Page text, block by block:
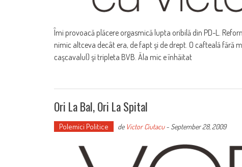
Îmi provoacă plăcere orgasmică lupta oribilă din PD-L.
nimic altceva decât era, de fapt şi de drept. O cafteală fără
caşcavalul) şi tripleta BVB. Ăla mic e înhăitat
Ori La Bal, Ori La Spital
Polemici Politice de Victor Ciutacu- September 28, 2009